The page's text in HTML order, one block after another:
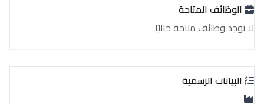
الوظائف المتاحة
لا توجد وظائف متاحة حاليًا
البيانات الرسمية